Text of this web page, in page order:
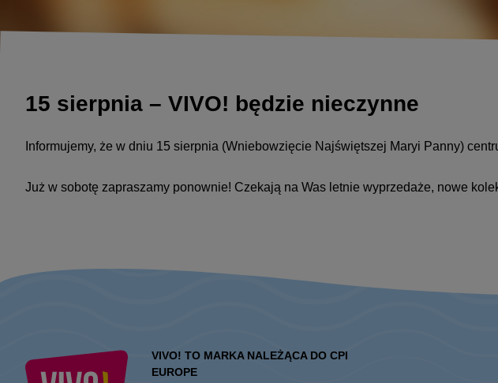
15 sierpnia – VIVO! będzie nieczynne
Informujemy, że w dniu 15 sierpnia (Wniebowzięcie Najświętszej Maryi Panny)
Już w sobotę zapraszamy ponownie! Czekają na Was letnie wyprzedaże, nowe
VIVO! TO MARKA NALEŻĄCA DO CPI
EUROPE